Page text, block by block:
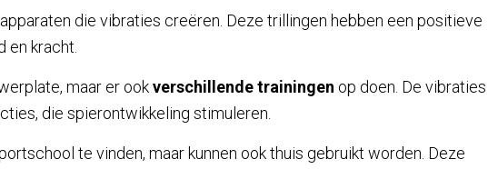
die vibraties creëren. Deze trillingen hebben een positieve
en kracht.
maar er ookverschillende trainingen op doen. De vibraties
die spierontwikkeling stimuleren.
te vinden, maar kunnen ook thuis gebruikt worden. Deze